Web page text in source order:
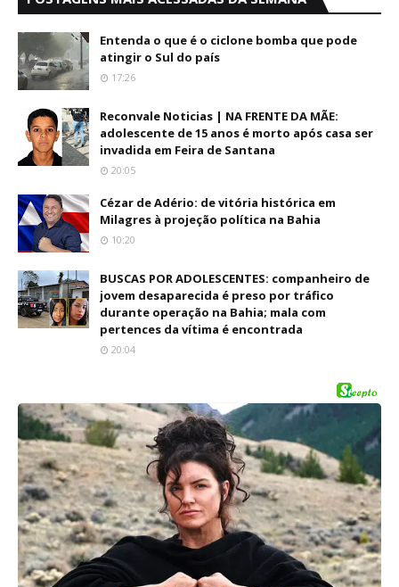
Entenda o que é o ciclone bomba que pode
atingir o Sul do país
17:26
Reconvale Noticias | NA FRENTE DA MÃE:
adolescente de 15 anos é morto após casa ser
invadida em Feira de Santana
20:05
Cézar de Adério: de vitória histórica em
Milagres à projeção política na Bahia
10:20
BUSCAS POR ADOLESCENTES: companheiro de
jovem desaparecida é preso por tráfico
durante operação na Bahia; mala com
pertences da vítima é encontrada
20:04